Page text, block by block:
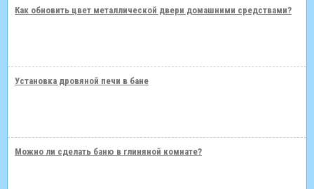
Как обновить цвет металлической двери домашними средствами?
Установка дровяной печи в бане
Можно ли сделать баню в глиняной комнате?